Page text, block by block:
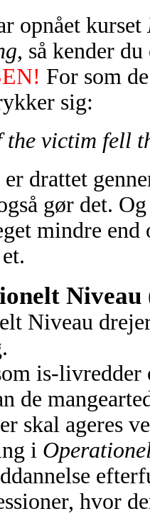
opnået kurset
, så kender
For som
sig:
the victim fell
drattet
gør det.
mindre
Niveau
is-livredder
de
skal ageres
i
hvor